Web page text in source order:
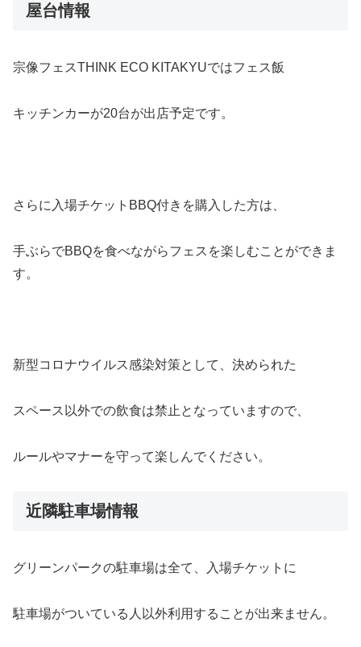
屋台情報
宗像フェスTHINK ECO KITAKYUではフェス飯
キッチンカーが20台が出店予定です。
さらに入場チケットBBQ付きを購入した方は、
手ぶらでBBQを食べながらフェスを楽しむことができま
す。
新型コロナウイルス感染対策として、決められた
スペース以外での飲食は禁止となっていますので、
ルールやマナーを守って楽しんでください。
近隣駐車場情報
グリーンパークの駐車場は全て、入場チケットに
駐車場がついている人以外利用することが出来ません。